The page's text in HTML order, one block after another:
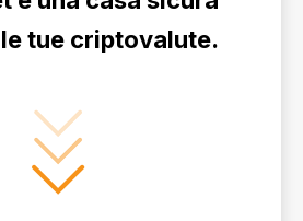
tue criptovalute.